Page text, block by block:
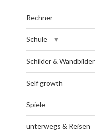
Rechner
Schule
Schilder & Wandbilder
Self growth
Spiele
unterwegs & Reisen